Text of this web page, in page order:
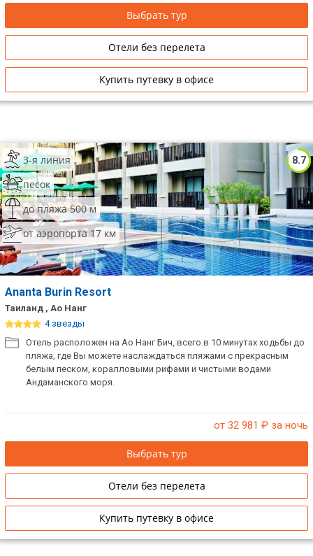
Выбрать тур
Отели без перелета
Купить путевку в офисе
8.7
3-я линия
песок
до пляжа 500 м
от аэропорта 17 км
Ananta Burin Resort
Таиланд , Ао Нанг
4 звезды
Отель расположен на Ао Нанг Бич, всего в 10 минутах ходьбы до
пляжа, где Вы можете наслаждаться пляжами с прекрасным
белым песком, коралловыми рифами и чистыми водами
Андаманского моря.
от 32 981 ₽ за ночь
Выбрать тур
Отели без перелета
Купить путевку в офисе